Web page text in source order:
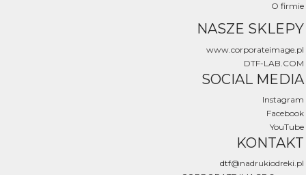
O firmie
NASZE SKLEPY
www.corporateimage.pl
DTF-LAB.COM
SOCIAL MEDIA
Instagram
Facebook
YouTube
KONTAKT
dtf@nadrukiodreki.pl